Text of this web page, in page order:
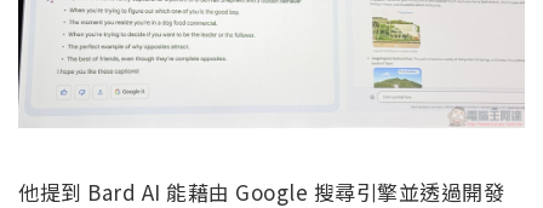
他提到 Bard AI 能藉由 Google 搜尋引擎並透過開發